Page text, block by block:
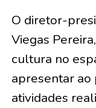
O diretor-
Viegas
cultura no
apresentar ao
atividades